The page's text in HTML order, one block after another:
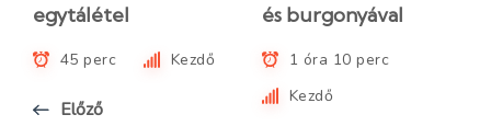
egytálétel
45 perc Kezdő
Előző
és burgonyával
1 óra 10 perc
Kezdő